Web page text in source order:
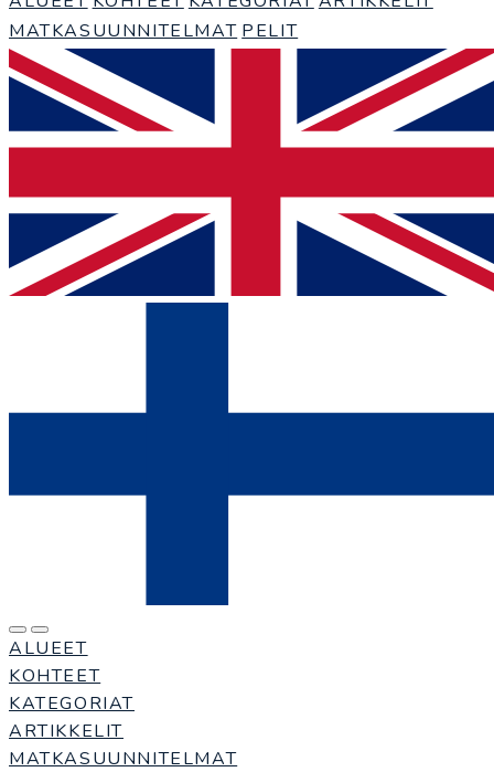
MATKASUUNNITELMAT PELIT
ALUEET
KOHTEET
KATEGORIAT
ARTIKKELIT
MATKASUUNNITELMAT